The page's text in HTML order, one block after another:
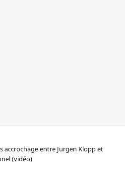
accrochage entre Jurgen Klopp et
(vidéo)